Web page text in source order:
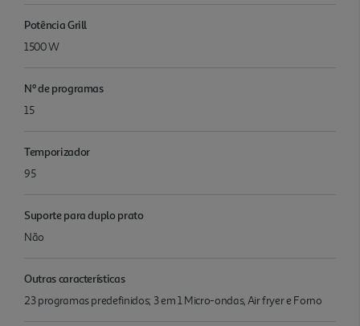
Potência Grill
1500 W
Nº de programas
15
Temporizador
95
Suporte para duplo prato
Não
Outras características
23 programas predefinidos; 3 em 1 Micro-ondas, Air fryer e Forno